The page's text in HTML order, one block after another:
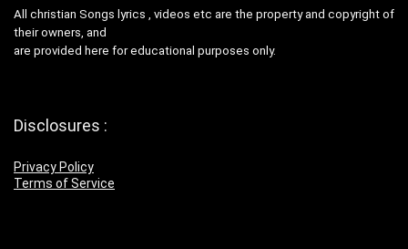
All christian Songs lyrics , videos etc are the property and copyright of
their owners, and
are provided here for educational purposes only.
Disclosures :
Privacy Policy
Terms of Service